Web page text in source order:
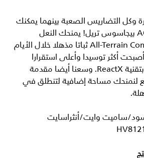
وكل التضاريس الصعبة بينهما يمكنك
الاعتماد على حذاء AGC بيجاسوس تريل! يمنحك النعل
السفلي All-Terrain Compound 2.0 ثباتا مذهلا خلال الأيام
أكثر توسيدا وأعلى استقرارا
بفضل النعل الأوسط بتقنية ReactX. وسعنا أيضا مقدمة
لنمنحك مساحة إضافية لتنطلق في
ساميت وايت/أنثراسايت